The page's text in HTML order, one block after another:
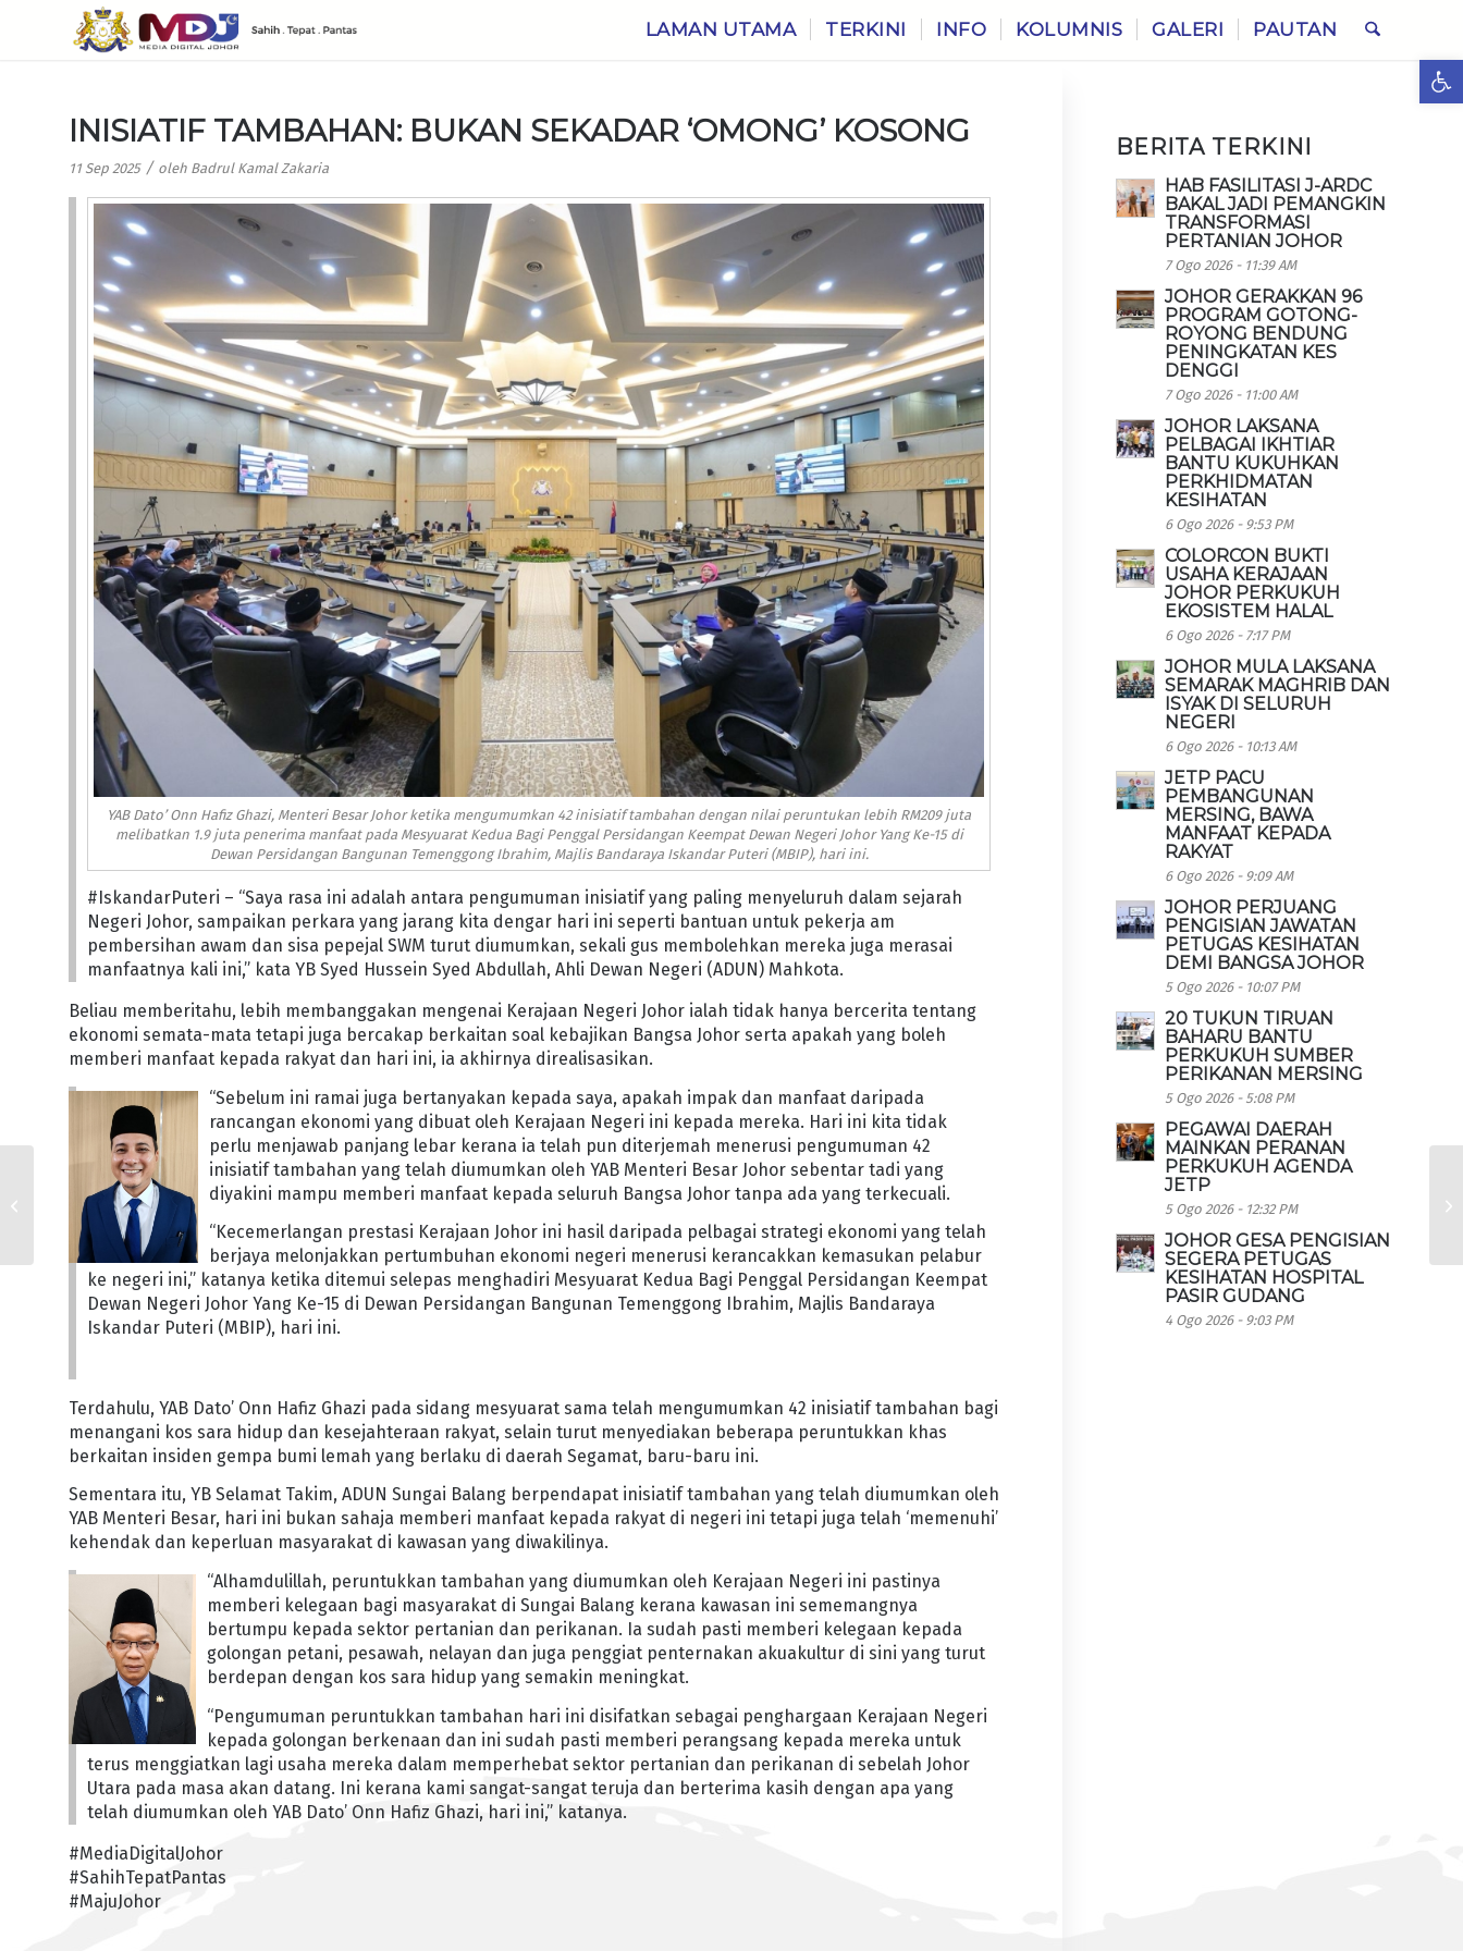
LAMAN UTAMA TERKINI INFO KOLUMNIS GALERI PAUTAN
INISIATIF TAMBAHAN: BUKAN SEKADAR ‘OMONG’ KOSONG
11 Sep 2025 / oleh Badrul Kamal Zakaria
YAB Dato’ Onn Hafiz Ghazi, Menteri Besar Johor ketika mengumumkan 42 inisiatif tambahan dengan nilai peruntukan lebih RM209 juta
melibatkan 1.9 juta penerima manfaat pada Mesyuarat Kedua Bagi Penggal Persidangan Keempat Dewan Negeri Johor Yang Ke-15 di
Dewan Persidangan Bangunan Temenggong Ibrahim, Majlis Bandaraya Iskandar Puteri (MBIP), hari ini.
#IskandarPuteri – “Saya rasa ini adalah antara pengumuman inisiatif yang paling menyeluruh dalam sejarah
Negeri Johor, sampaikan perkara yang jarang kita dengar hari ini seperti bantuan untuk pekerja am
pembersihan awam dan sisa pepejal SWM turut diumumkan, sekali gus membolehkan mereka juga merasai
manfaatnya kali ini,” kata YB Syed Hussein Syed Abdullah, Ahli Dewan Negeri (ADUN) Mahkota.
Beliau memberitahu, lebih membanggakan mengenai Kerajaan Negeri Johor ialah tidak hanya bercerita tentang
ekonomi semata-mata tetapi juga bercakap berkaitan soal kebajikan Bangsa Johor serta apakah yang boleh
memberi manfaat kepada rakyat dan hari ini, ia akhirnya direalisasikan.
“Sebelum ini ramai juga bertanyakan kepada saya, apakah impak dan manfaat daripada
rancangan ekonomi yang dibuat oleh Kerajaan Negeri ini kepada mereka. Hari ini kita tidak
perlu menjawab panjang lebar kerana ia telah pun diterjemah menerusi pengumuman 42
inisiatif tambahan yang telah diumumkan oleh YAB Menteri Besar Johor sebentar tadi yang
diyakini mampu memberi manfaat kepada seluruh Bangsa Johor tanpa ada yang terkecuali.
“Kecemerlangan prestasi Kerajaan Johor ini hasil daripada pelbagai strategi ekonomi yang telah
berjaya melonjakkan pertumbuhan ekonomi negeri menerusi kerancakkan kemasukan pelabur
ke negeri ini,” katanya ketika ditemui selepas menghadiri Mesyuarat Kedua Bagi Penggal Persidangan Keempat
Dewan Negeri Johor Yang Ke-15 di Dewan Persidangan Bangunan Temenggong Ibrahim, Majlis Bandaraya
Iskandar Puteri (MBIP), hari ini.
Terdahulu, YAB Dato’ Onn Hafiz Ghazi pada sidang mesyuarat sama telah mengumumkan 42 inisiatif tambahan bagi
menangani kos sara hidup dan kesejahteraan rakyat, selain turut menyediakan beberapa peruntukkan khas
berkaitan insiden gempa bumi lemah yang berlaku di daerah Segamat, baru-baru ini.
Sementara itu, YB Selamat Takim, ADUN Sungai Balang berpendapat inisiatif tambahan yang telah diumumkan oleh
YAB Menteri Besar, hari ini bukan sahaja memberi manfaat kepada rakyat di negeri ini tetapi juga telah ‘memenuhi’
kehendak dan keperluan masyarakat di kawasan yang diwakilinya.
“Alhamdulillah, peruntukkan tambahan yang diumumkan oleh Kerajaan Negeri ini pastinya
memberi kelegaan bagi masyarakat di Sungai Balang kerana kawasan ini sememangnya
bertumpu kepada sektor pertanian dan perikanan. Ia sudah pasti memberi kelegaan kepada
golongan petani, pesawah, nelayan dan juga penggiat penternakan akuakultur di sini yang turut
berdepan dengan kos sara hidup yang semakin meningkat.
“Pengumuman peruntukkan tambahan hari ini disifatkan sebagai penghargaan Kerajaan Negeri
kepada golongan berkenaan dan ini sudah pasti memberi perangsang kepada mereka untuk
terus menggiatkan lagi usaha mereka dalam memperhebat sektor pertanian dan perikanan di sebelah Johor
Utara pada masa akan datang. Ini kerana kami sangat-sangat teruja dan berterima kasih dengan apa yang
telah diumumkan oleh YAB Dato’ Onn Hafiz Ghazi, hari ini,” katanya.
#MediaDigitalJohor
#SahihTepatPantas
#MajuJohor
BERITA TERKINI
HAB FASILITASI J-ARDC
BAKAL JADI PEMANGKIN
TRANSFORMASI
PERTANIAN JOHOR
7 Ogo 2026 - 11:39 AM
JOHOR GERAKKAN 96
PROGRAM GOTONG-
ROYONG BENDUNG
PENINGKATAN KES
DENGGI
7 Ogo 2026 - 11:00 AM
JOHOR LAKSANA
PELBAGAI IKHTIAR
BANTU KUKUHKAN
PERKHIDMATAN
KESIHATAN
6 Ogo 2026 - 9:53 PM
COLORCON BUKTI
USAHA KERAJAAN
JOHOR PERKUKUH
EKOSISTEM HALAL
6 Ogo 2026 - 7:17 PM
JOHOR MULA LAKSANA
SEMARAK MAGHRIB DAN
ISYAK DI SELURUH
NEGERI
6 Ogo 2026 - 10:13 AM
JETP PACU
PEMBANGUNAN
MERSING, BAWA
MANFAAT KEPADA
RAKYAT
6 Ogo 2026 - 9:09 AM
JOHOR PERJUANG
PENGISIAN JAWATAN
PETUGAS KESIHATAN
DEMI BANGSA JOHOR
5 Ogo 2026 - 10:07 PM
20 TUKUN TIRUAN
BAHARU BANTU
PERKUKUH SUMBER
PERIKANAN MERSING
5 Ogo 2026 - 5:08 PM
PEGAWAI DAERAH
MAINKAN PERANAN
PERKUKUH AGENDA
JETP
5 Ogo 2026 - 12:32 PM
JOHOR GESA PENGISIAN
SEGERA PETUGAS
KESIHATAN HOSPITAL
PASIR GUDANG
4 Ogo 2026 - 9:03 PM
JOHOR SALUR BANTUAN
KEPADA 62 KIR
TERJEJAS GEMPA BUMI
LEMAH